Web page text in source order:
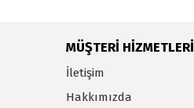
MÜŞTERİ HİZMETLERİ
İletişim
Hakkımızda